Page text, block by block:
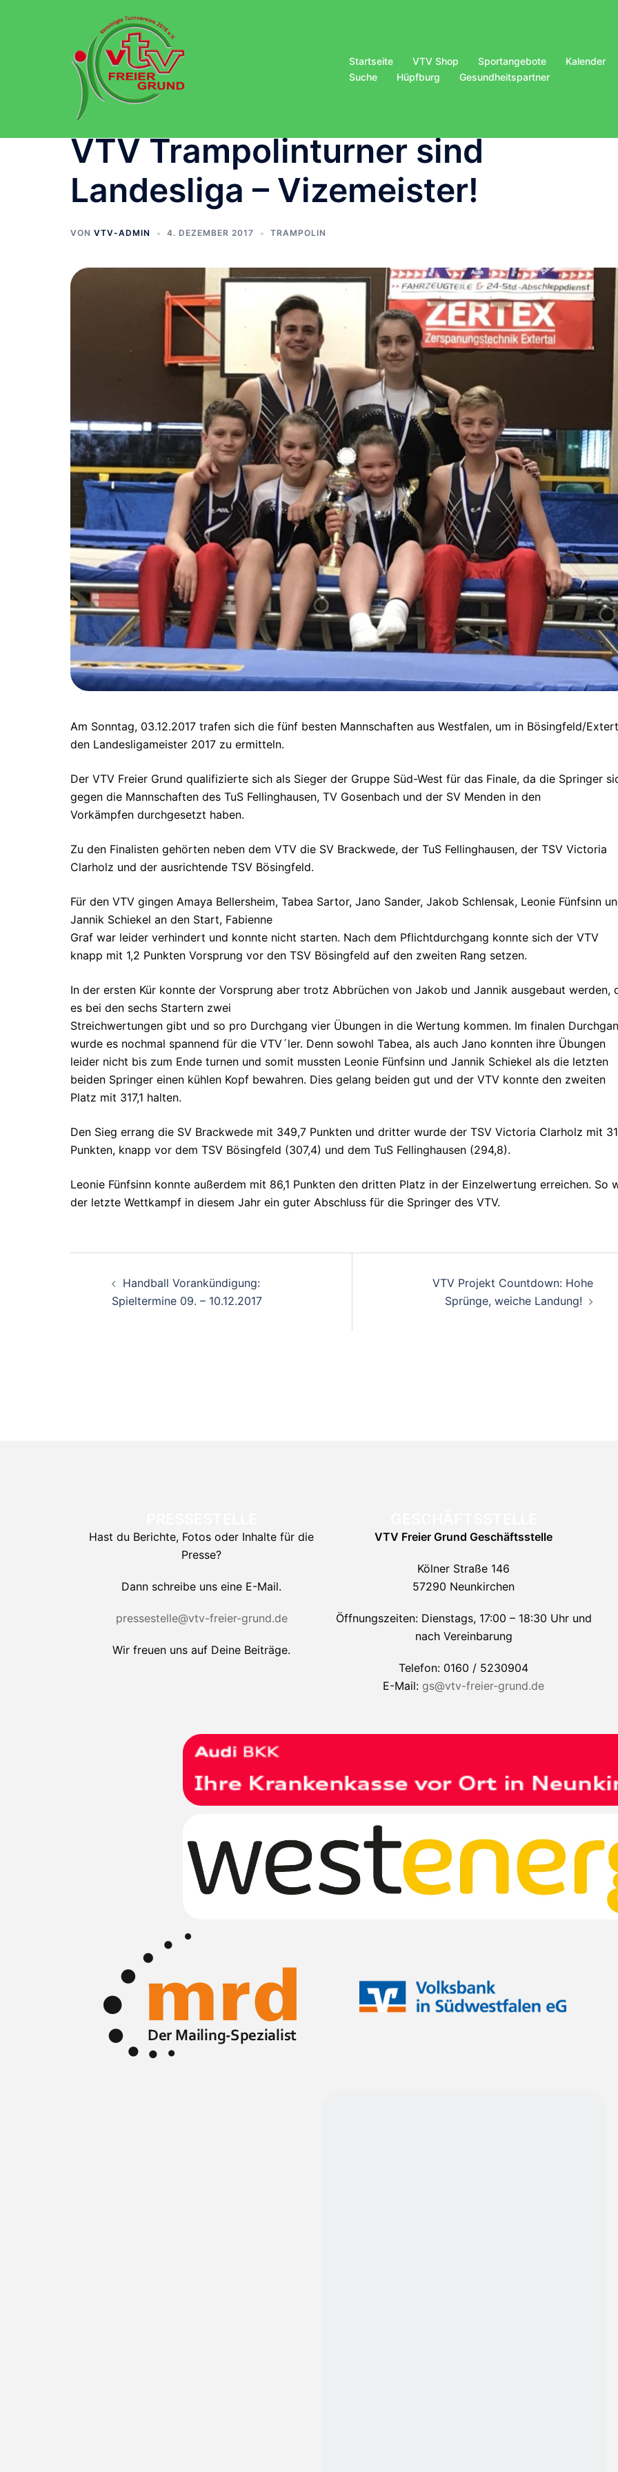
Startseite VTV Shop Sportangebote Kalender
Suche
Hüpfburg Gesundheitspartner
VTV Trampolinturner sind
Landesliga – Vizemeister!
VON VTV-ADMIN 4. DEZEMBER 2017 TRAMPOLIN
Am Sonntag, 03.12.2017 trafen sich die fünf besten Mannschaften aus Westfalen, um in Bösingfeld/
den Landesligameister 2017 zu ermitteln.
Der VTV Freier Grund qualifizierte sich als Sieger der Gruppe Süd-West für das Finale, da die Springer
gegen die Mannschaften des TuS Fellinghausen, TV Gosenbach und der SV Menden in den
Vorkämpfen durchgesetzt haben.
Zu den Finalisten gehörten neben dem VTV die SV Brackwede, der TuS Fellinghausen, der TSV Victoria
Clarholz und der ausrichtende TSV Bösingfeld.
Für den VTV gingen Amaya Bellersheim, Tabea Sartor, Jano Sander, Jakob Schlensak, Leonie Fünfsinn
Jannik Schiekel an den Start, Fabienne
Graf war leider verhindert und konnte nicht starten. Nach dem Pflichtdurchgang konnte sich der VTV
knapp mit 1,2 Punkten Vorsprung vor den TSV Bösingfeld auf den zweiten Rang setzen.
In der ersten Kür konnte der Vorsprung aber trotz Abbrüchen von Jakob und Jannik ausgebaut werden,
es bei den sechs Startern zwei
Streichwertungen gibt und so pro Durchgang vier Übungen in die Wertung kommen. Im finalen
wurde es nochmal spannend für die VTV´ler. Denn sowohl Tabea, als auch Jano konnten ihre Übungen
leider nicht bis zum Ende turnen und somit mussten Leonie Fünfsinn und Jannik Schiekel als die letzten
beiden Springer einen kühlen Kopf bewahren. Dies gelang beiden gut und der VTV konnte den zweiten
Platz mit 317,1 halten.
Den Sieg errang die SV Brackwede mit 349,7 Punkten und dritter wurde der TSV Victoria Clarholz mit
Punkten, knapp vor dem TSV Bösingfeld (307,4) und dem TuS Fellinghausen (294,8).
Leonie Fünfsinn konnte außerdem mit 86,1 Punkten den dritten Platz in der Einzelwertung erreichen. So
der letzte Wettkampf in diesem Jahr ein guter Abschluss für die Springer des VTV.
Handball Vorankündigung:
Spieltermine 09. – 10.12.2017
VTV Projekt Countdown: Hohe
Sprünge, weiche Landung!
Hast du Berichte, Fotos oder Inhalte für die
Presse?
Dann schreibe uns eine E-Mail.
pressestelle@vtv-freier-grund.de
Wir freuen uns auf Deine Beiträge.
VTV Freier Grund Geschäftsstelle
Kölner Straße 146
57290 Neunkirchen
Öffnungszeiten: Dienstags, 17:00 – 18:30 Uhr und
nach Vereinbarung
Telefon: 0160 / 5230904
E-Mail: gs@vtv-freier-grund.de